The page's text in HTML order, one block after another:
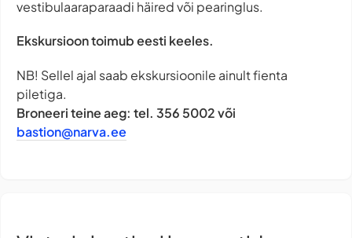
vestibulaaraparaadi häired või pearinglus.
Ekskursioon toimub eesti keeles.
NB! Sellel ajal saab ekskursioonile ainult fienta
piletiga.
Broneeri teine aeg: tel. 356 5002 või
bastion@narva.ee